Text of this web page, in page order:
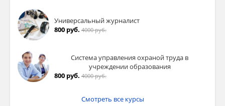
Универсальный журналист
800 руб. 4000 руб.
Система управления охраной труда в
учреждении образования
800 руб. 4000 руб.
Смотреть все курсы